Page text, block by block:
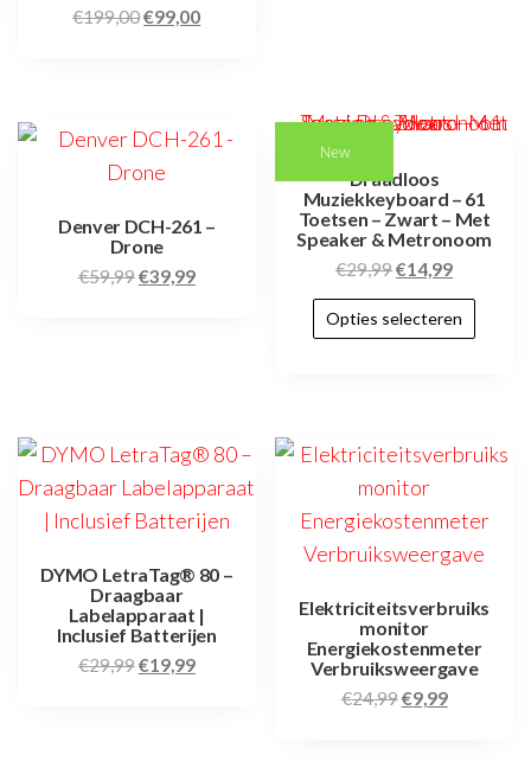
€199,00€99,00
Denver DCH-261 –
Drone
€59,99€39,99
New
Draadloos
Muziekkeyboard – 61
Toetsen – Zwart – Met
Speaker & Metronoom
€29,99€14,99
Opties selecteren
DYMO LetraTag® 80 –
Draagbaar
Labelapparaat |
Inclusief Batterijen
€29,99€19,99
Elektriciteitsverbruiks
monitor
Energiekostenmeter
Verbruiksweergave
€24,99€9,99